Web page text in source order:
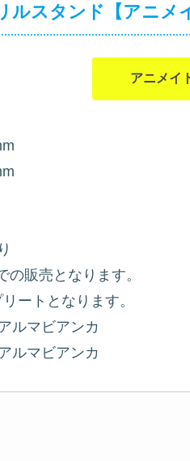
スタンド【アニメ
アニメイ
販売となります。
ートとなります。
ルマビアンカ
ルマビアンカ